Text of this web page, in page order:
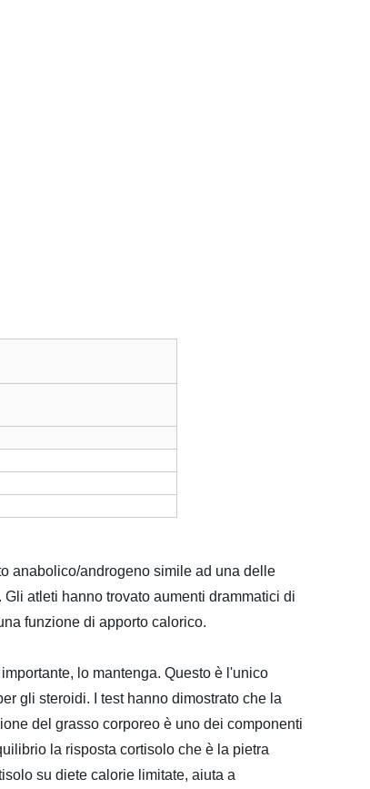
anabolico/androgeno simile ad una delle
atleti hanno trovato aumenti drammatici di
funzione di apporto calorico.
lo mantenga. Questo è l'unico
gli steroidi. I test hanno dimostrato che la
del grasso corporeo è uno dei componenti
la risposta cortisolo che è la pietra
su diete calorie limitate, aiuta a